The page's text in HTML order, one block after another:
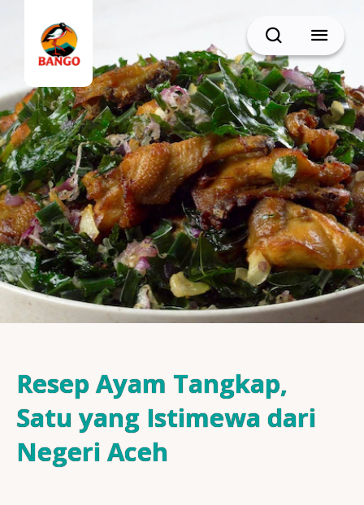
BACK
Resep Sate
Resep Semur
Resep Daging
Resep Ikan
Cari
Resep Ayam Tangkap,
Satu yang Istimewa dari
Negeri Aceh